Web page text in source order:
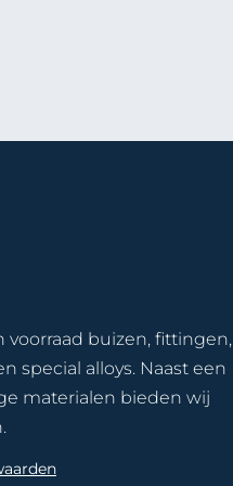
voorraad buizen, fittingen,
special alloys. Naast een
materialen bieden wij